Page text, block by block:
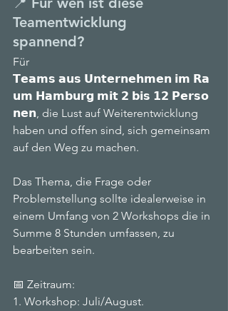
Teamentwicklung
spannend?
Für
𝗧𝗲𝗮𝗺𝘀 𝗮𝘂𝘀 𝗨𝗻𝘁𝗲𝗿𝗻𝗲𝗵𝗺𝗲𝗻 𝗶𝗺 𝗥𝗮
𝘂𝗺 𝗛𝗮𝗺𝗯𝘂𝗿𝗴 𝗺𝗶𝘁 𝟮 𝗯𝗶𝘀 𝟭𝟮 𝗣𝗲𝗿𝘀𝗼
𝗻𝗲𝗻, die Lust auf Weiterentwicklung
haben und offen sind, sich gemeinsam
auf den Weg zu machen.
Das Thema, die Frage oder
Problemstellung sollte idealerweise in
einem Umfang von 2 Workshops die in
Summe 8 Stunden umfassen, zu
bearbeiten sein.
📅 Zeitraum:
1. Workshop: Juli/August.